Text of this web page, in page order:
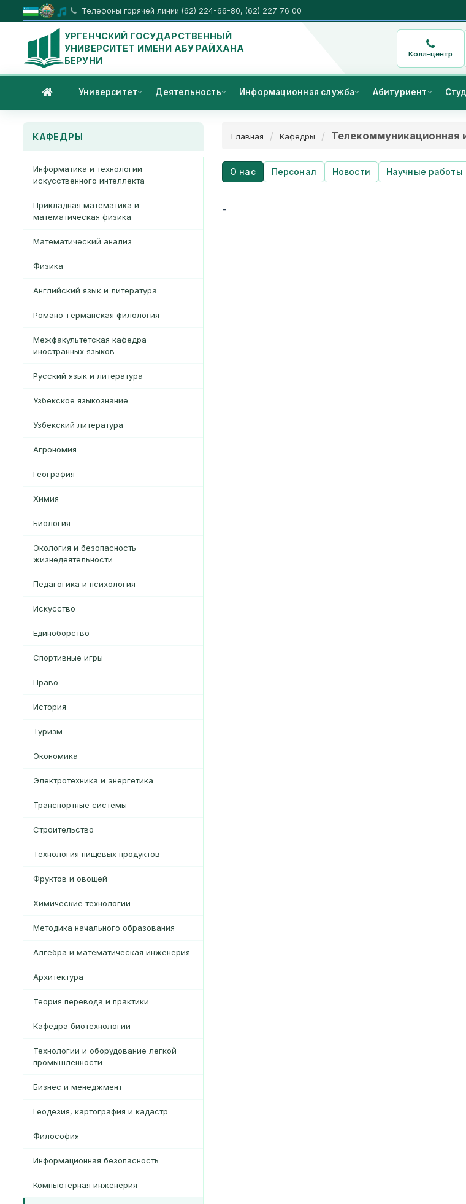
Телефоны горячей линии (62) 224-66-80, (62) 227 76 00
УРГЕНЧСКИЙ ГОСУДАРСТВЕННЫЙ
УНИВЕРСИТЕТ ИМЕНИ АБУ РАЙХАНА
БЕРУНИ
Колл-центр
Университет Деятельность Информационная служба Абитуриент
КАФЕДРЫ
Информатика и технологии
искусственного интеллекта
Прикладная математика и
математическая физика
Математический анализ
Физика
Английский язык и литература
Романо-германская филология
Межфакультетская кафедра
иностранных языков
Русский язык и литература
Узбекское языкознание
Узбекский литература
Агрономия
География
Xимия
Биология
Экология и безопасность
жизнедеятельности
Педагогика и психология
Искусство
Единоборство
Спортивные игры
Право
История
Туризм
Экономика
Электротехника и энергетика
Транспортные системы
Строительство
Технология пищевых продуктов
Фруктов и овощей
Химические технологии
Методика начального образования
Алгебра и математическая инженерия
Архитектура
Теория перевода и практики
Кафедра биотехнологии
Технологии и оборудование легкой
промышленности
Бизнес и менеджмент
Геодезия, картография и кадастр
Философия
Информационная безопасность
Компьютерная инженерия
Главная Кафедры Телекоммуникационная
О нас Персонал Новости Научные работы
-